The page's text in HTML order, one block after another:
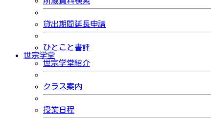
貸出期間延長申請
ひとこと書評
世宗学堂
世宗学堂紹介
クラス案内
授業日程